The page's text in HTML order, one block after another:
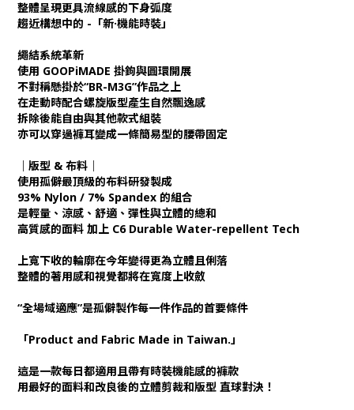
整體呈現更具流線感的下身弧度
趨近構想中的 -「新·機能時裝」
繩結系統革新
使用 GOOPiMADE 掛鉤與圓環開展
不對稱懸掛於“BR-M3G”作品之上
在走動時配合螺旋版型產生自然飄逸感
拆除後能自由與其他款式組裝
亦可以穿過褲耳變成一條簡易型的腰帶固定
｜版型 & 布料｜
使用孤僻最頂級的布料研發製成
93% Nylon / 7% Spandex 的組合
是輕量、涼感、舒適、彈性與立體的總和
高質感的面料 加上 C6 Durable Water-repellent Tech
上寬下收的輪廓在今年變得更為立體且俐落
整體的著用感和視覺都將在寬度上收斂
“全場域適應”是孤僻製作每一件作品的首要條件
「Product and Fabric Made in Taiwan.」
這是一款每日都適用且帶有時裝機能感的褲款
用最好的面料和改良後的立體剪裁和版型 直球對決！